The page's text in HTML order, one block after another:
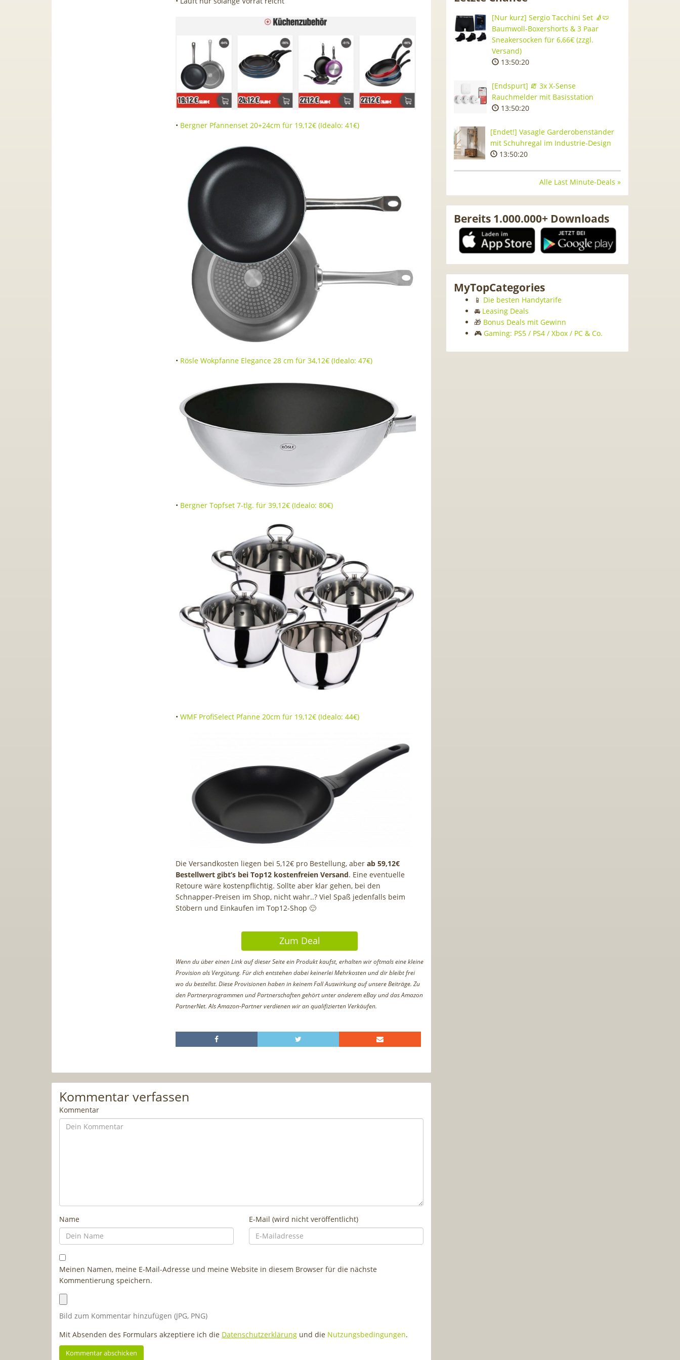
• Bergner Pfannenset 20+24cm für 19,12€ (Idealo: 41€)
• Rösle Wokpfanne Elegance 28 cm für 34,12€ (Idealo: 47€)
• Bergner Topfset 7-tlg. für 39,12€ (Idealo: 80€)
• WMF ProfiSelect Pfanne 20cm für 19,12€ (Idealo: 44€)
Die Versandkosten liegen bei 5,12€ pro Bestellung, aber ab 59,12€
Bestellwert gibt’s bei Top12 kostenfreien Versand. Eine eventuelle
Retoure wäre kostenpflichtig. Sollte aber klar gehen, bei den
Schnapper-Preisen im Shop, nicht wahr..? Viel Spaß jedenfalls beim
Stöbern und Einkaufen im Top12-Shop 🙂
Zum Deal
Wenn du über einen Link auf dieser Seite ein Produkt kaufst, erhalten wir oftmals eine kleine
Provision als Vergütung. Für dich entstehen dabei keinerlei Mehrkosten und dir bleibt frei
wo du bestellst. Diese Provisionen haben in keinem Fall Auswirkung auf unsere Beiträge. Zu
den Partnerprogrammen und Partnerschaften gehört unter anderem eBay und das Amazon
PartnerNet. Als Amazon-Partner verdienen wir an qualifizierten Verkäufen.
Kommentar verfassen
Kommentar
Name E-Mail (wird nicht veröffentlicht)
Meinen Namen, meine E-Mail-Adresse und meine Website in diesem Browser für die nächste
Kommentierung speichern.
Bild zum Kommentar hinzufügen (JPG, PNG)
Mit Absenden des Formulars akzeptiere ich die Datenschutzerklärung und die Nutzungsbedingungen.
[Nur kurz] Sergio Tacchini Set 🧦🩲
Baumwoll-Boxershorts & 3 Paar
Sneakersocken für 6,66€ (zzgl.
Versand)
13:50:19
[Endspurt] 🧯 3x X-Sense
Rauchmelder mit Basisstation
13:50:19
[Endet!] Vasagle Garderobenständer
mit Schuhregal im Industrie-Design
13:50:19
Alle Last Minute-Deals »
Bereits 1.000.000+ Downloads
MyTopCategories
📱 Die besten Handytarife
🚘 Leasing Deals
🎁 Bonus Deals mit Gewinn
🎮 Gaming: PS5 / PS4 / Xbox / PC & Co.